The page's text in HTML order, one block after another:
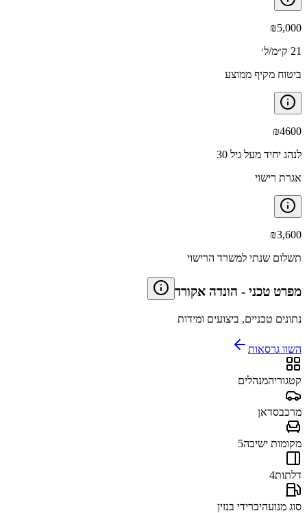
₪5,000
21 ק״מ/ל׳
ביטוח מקיף ממוצע
₪4600
לנהג יחיד מעל גיל 30
אגרת רישוי
₪3,600
תשלום שנתי למשרד הרישוי
מפרט טכני - הונדה אקורד
נתונים טכניים, ביצועים ומידות
השוו גרסאות
קטגוריהמנהלים
מרכבסדאן
מקומות ישיבה5
דלתות4
סוג מנועהיברידי בנזין